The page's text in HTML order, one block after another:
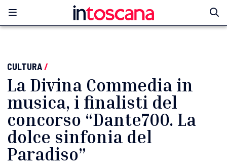
CULTURA/
La Divina Commedia in
musica, i finalisti del
concorso “Dante700. La
dolce sinfonia del
Paradiso”